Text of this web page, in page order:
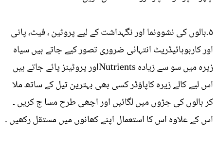
۵۔بالوں کی نشوونما اور نگہداشت کے لیے پروٹین ، فیٹ، پانی
اور کاربوہائیڈریٹ انتہائی ضروری تصور کیے جاتے ہیں سیاہ
زیرہ میں سو سے زیادہ Nutrientsاور پروٹینز پائے جاتے ہیں
اس لیے کالے زیرہ کاپاؤڈر کسی بھی بہترین تیل کے ساتھ ملا
کر بالوں کی جڑوں میں لگائیں اور اچھی طرح مسا ج کریں ۔
اس کے علاوہ اس کا استعمال اپنے کھانوں میں مستقل رکھیں ۔